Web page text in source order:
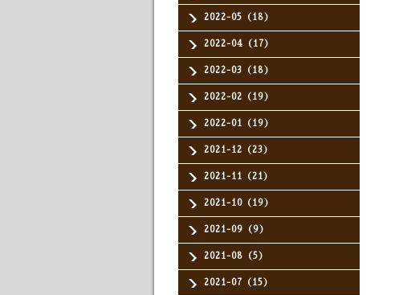
2022-05（18）
2022-04（17）
2022-03（18）
2022-02（19）
2022-01（19）
2021-12（23）
2021-11（21）
2021-10（19）
2021-09（9）
2021-08（5）
2021-07（15）